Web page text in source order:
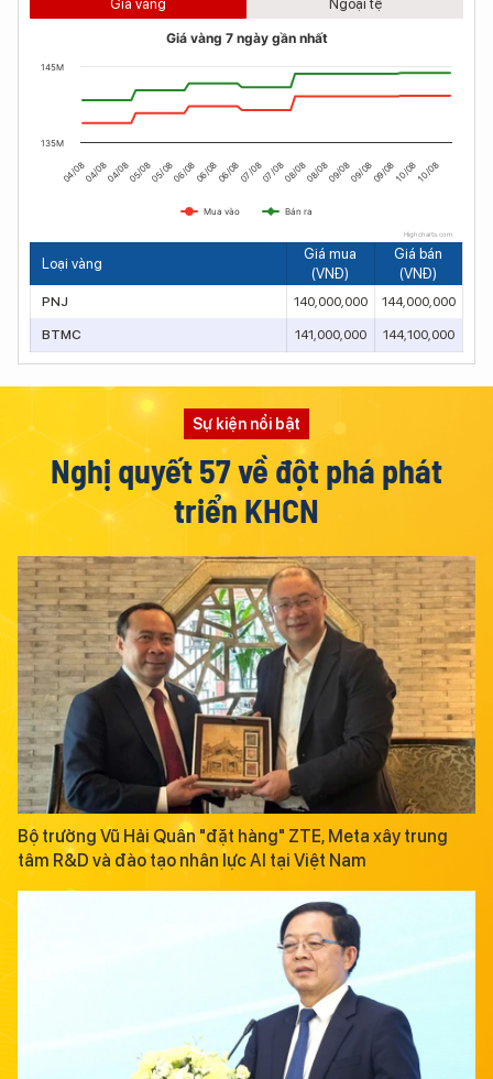
Giá vàng Ngoại tệ
Giá vàng 7 ngày gần nhất
Mua vào Bán ra
04/0804/0804/0805/0805/0806/0806/0806/0807/0807/0808/0808/0809/0809/0809/0810/0810/08
135M
145M
Highcharts.com
Loại vàng
Giá mua
(VNĐ)
Giá bán
(VNĐ)
PNJ 140,000,000 144,000,000
BTMC 141,000,000 144,100,000
Sự kiện nổi bật
Nghị quyết 57 về đột phá phát
triển KHCN
Bộ trưởng Vũ Hải Quân "đặt hàng" ZTE, Meta xây trung
tâm R&D và đào tạo nhân lực AI tại Việt Nam